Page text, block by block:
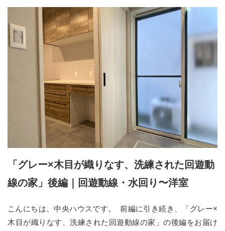
「グレー×木目が織りなす、洗練された回遊動
線の家」後編｜回遊動線・水回り〜洋室
こんにちは、中央ハウスです。 前編に引き続き、「グレー×
木目が織りなす、洗練された回遊動線の家」の後編をお届け